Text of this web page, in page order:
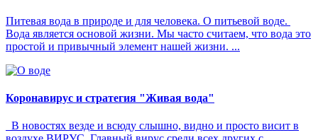
Питевая вода в природе и для человека. О питьевой воде.
Вода является основой жизни. Мы часто считаем, что вода это
простой и привычный элемент нашей жизни. ...
Коронавирус и стратегия "Живая вода"
В новостях везде и всюду слышно, видно и просто висит в